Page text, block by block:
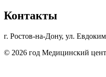
Контакты
г. Ростов-на-Дону, ул.
© 2026 год Медицинский